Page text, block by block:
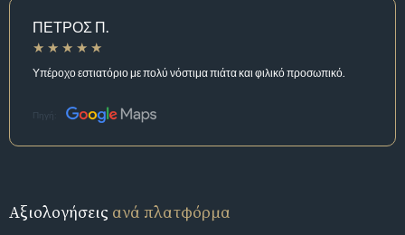
ΠΕΤΡΟΣ Π.
Υπέροχο εστιατόριο με πολύ νόστιμα πιάτα και φιλικό προσωπικό.
Πηγή:
Αξιολογήσεις ανά πλατφόρμα